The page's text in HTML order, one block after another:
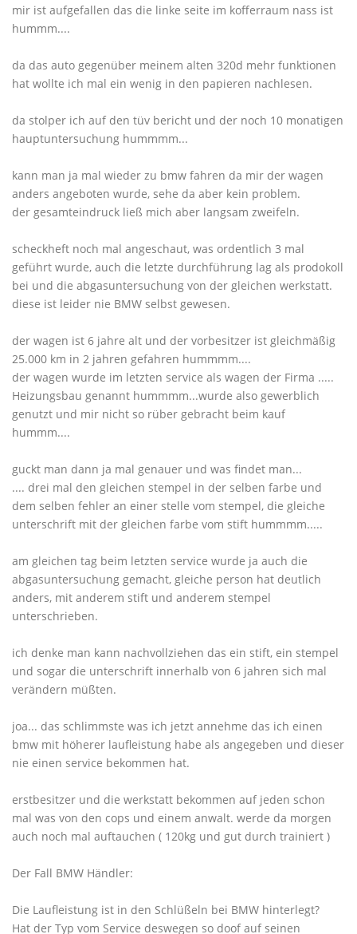
mir ist aufgefallen das die linke seite im kofferraum nass ist
hummm....
da das auto gegenüber meinem alten 320d mehr funktionen
hat wollte ich mal ein wenig in den papieren nachlesen.
da stolper ich auf den tüv bericht und der noch 10 monatigen
hauptuntersuchung hummmm...
kann man ja mal wieder zu bmw fahren da mir der wagen
anders angeboten wurde, sehe da aber kein problem.
der gesamteindruck ließ mich aber langsam zweifeln.
scheckheft noch mal angeschaut, was ordentlich 3 mal
geführt wurde, auch die letzte durchführung lag als prodokoll
bei und die abgasuntersuchung von der gleichen werkstatt.
diese ist leider nie BMW selbst gewesen.
der wagen ist 6 jahre alt und der vorbesitzer ist gleichmäßig
25.000 km in 2 jahren gefahren hummmm....
der wagen wurde im letzten service als wagen der Firma .....
Heizungsbau genannt hummmm...wurde also gewerblich
genutzt und mir nicht so rüber gebracht beim kauf
hummm....
guckt man dann ja mal genauer und was findet man...
.... drei mal den gleichen stempel in der selben farbe und
dem selben fehler an einer stelle vom stempel, die gleiche
unterschrift mit der gleichen farbe vom stift hummmm.....
am gleichen tag beim letzten service wurde ja auch die
abgasuntersuchung gemacht, gleiche person hat deutlich
anders, mit anderem stift und anderem stempel
unterschrieben.
ich denke man kann nachvollziehen das ein stift, ein stempel
und sogar die unterschrift innerhalb von 6 jahren sich mal
verändern müßten.
joa... das schlimmste was ich jetzt annehme das ich einen
bmw mit höherer laufleistung habe als angegeben und dieser
nie einen service bekommen hat.
erstbesitzer und die werkstatt bekommen auf jeden schon
mal was von den cops und einem anwalt. werde da morgen
auch noch mal auftauchen ( 120kg und gut durch trainiert )
Der Fall BMW Händler:
Die Laufleistung ist in den Schlüßeln bei BMW hinterlegt?
Hat der Typ vom Service deswegen so doof auf seinen